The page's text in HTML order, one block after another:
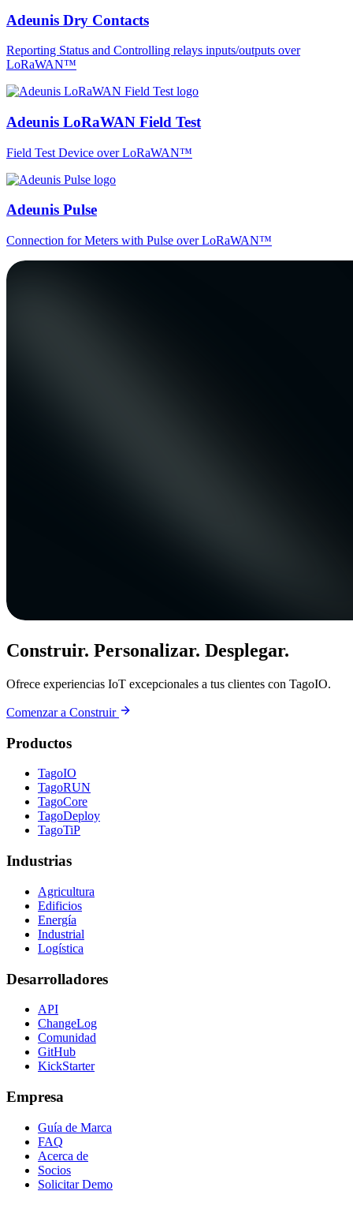
Adeunis Dry Contacts
Reporting Status and Controlling relays inputs/outputs over
LoRaWAN™
Adeunis LoRaWAN Field Test
Field Test Device over LoRaWAN™
Adeunis Pulse
Connection for Meters with Pulse over LoRaWAN™
Construir. Personalizar. Desplegar.
Ofrece experiencias IoT excepcionales a tus clientes con TagoIO.
Comenzar a Construir
Productos
TagoIO
TagoRUN
TagoCore
TagoDeploy
TagoTiP
Industrias
Agricultura
Edificios
Energía
Industrial
Logística
Desarrolladores
API
ChangeLog
Comunidad
GitHub
KickStarter
Empresa
Guía de Marca
FAQ
Acerca de
Socios
Solicitar Demo